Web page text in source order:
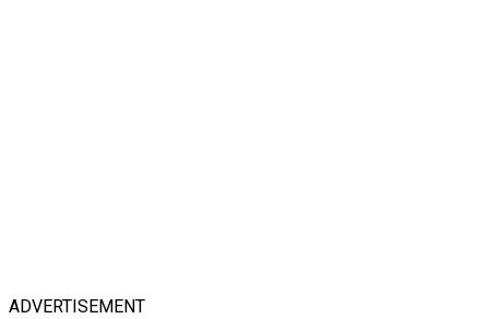
ADVERTISEMENT